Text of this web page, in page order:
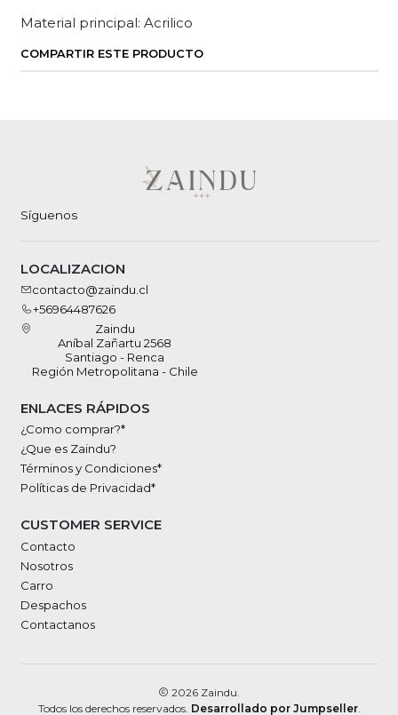
Material principal: Acrilico
COMPARTIR ESTE PRODUCTO
Síguenos
LOCALIZACION
contacto@zaindu.cl
+56964487626
Zaindu
Aníbal Zañartu 2568
Santiago - Renca
Región Metropolitana - Chile
ENLACES RÁPIDOS
¿Como comprar?*
¿Que es Zaindu?
Términos y Condiciones*
Políticas de Privacidad*
CUSTOMER SERVICE
Contacto
Nosotros
Carro
Despachos
Contactanos
2026 Zaindu.
Todos los derechos reservados. Desarrollado por Jumpseller.